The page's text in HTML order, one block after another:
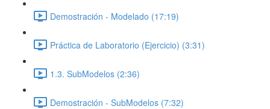
Demostración - Modelado (17:19)
Práctica de Laboratorio (Ejercicio) (3:31)
1.3. SubModelos (2:36)
Demostración - SubModelos (7:32)